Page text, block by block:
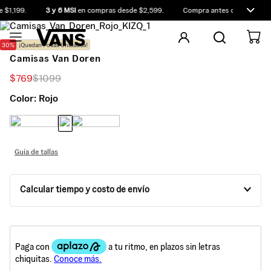
3 y 6 MSIen compras desde $2,599. Compra antes de las
¡Quedan Pocas Unidades!
30%
Camisas Van Doren
$769$1099
Color: Rojo
Guía de tallas
Calcular tiempo y costo de envío